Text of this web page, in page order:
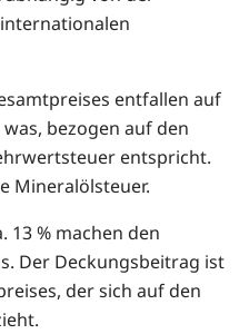
entfallen auf
bezogen auf den
entspricht.
Mineralölsteuer.
13 % machen den
Der Deckungsbeitrag ist
der sich auf den